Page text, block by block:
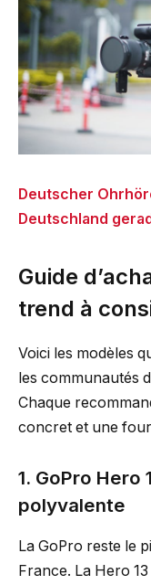
Deutscher
Deutschland
Guide
trend à
Voici les modèles
les communautés
Chaque
concret et une
1. GoPro
polyvalente
La GoPro reste le
France. La Hero